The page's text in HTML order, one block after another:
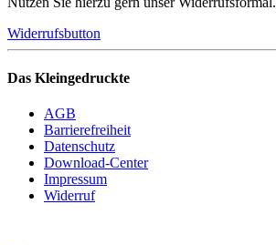
Widerrufsbutton
Das Kleingedruckte
AGB
Barrierefreiheit
Datenschutz
Download-Center
Impressum
Widerruf